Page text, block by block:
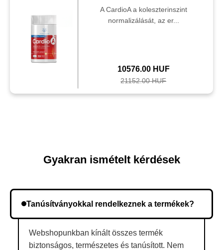
A CardioA a koleszterinszint
normalizálását, az er...
10576.00 HUF
21152.00 HUF
Gyakran ismételt kérdések
Tanúsítványokkal rendelkeznek a termékek?
Webshopunkban kínált összes termék
biztonságos, természetes és tanúsított. Nem